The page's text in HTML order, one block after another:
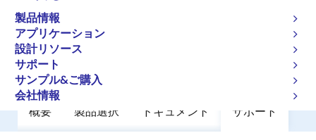
製品情報
アプリケーション
設計リソース
サポート
サンプル&ご購入
会社情報
ず
Switching N-Channel Power MOSFET
概要 製品選択 ドキュメント サポート